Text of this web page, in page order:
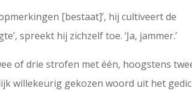
[bestaat]’, hij cultiveert de
spreekt hij zichzelf toe. ‘Ja, jammer.’
of drie strofen met één, hoogstens
willekeurig gekozen woord uit het